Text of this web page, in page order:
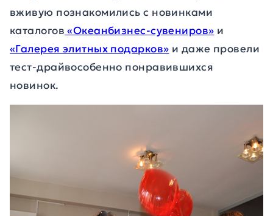
вживую познакомились с новинками
каталогов «Океанбизнес-сувениров» и
«Галерея элитных подарков» и даже провели
тест-драйвособенно понравившихся
новинок.